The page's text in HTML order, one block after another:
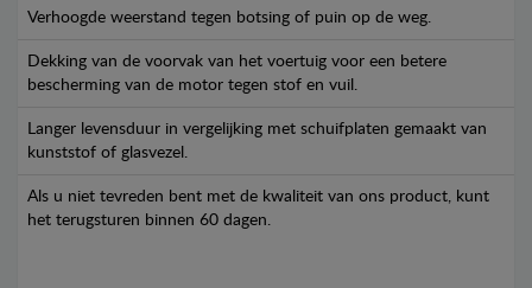
Verhoogde weerstand tegen botsing of puin op de weg.
Dekking van de voorvak van het voertuig voor een betere
bescherming van de motor tegen stof en vuil.
Langer levensduur in vergelijking met schuifplaten gemaakt van
kunststof of glasvezel.
Als u niet tevreden bent met de kwaliteit van ons product, kunt
het terugsturen binnen 60 dagen.